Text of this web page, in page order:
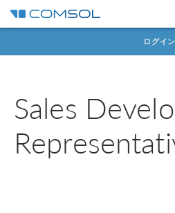
ログイン
Sales